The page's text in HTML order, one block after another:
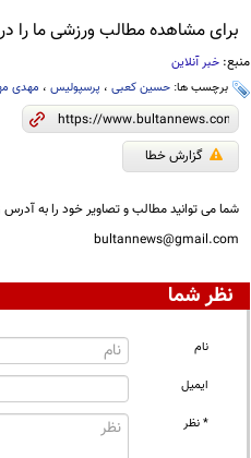
برای مشاهده مطالب ورزشی ما را
منبع: خبر آنلاین
برچسب ها: حسین کعبی، پرسپولیس، مهدی
گزارش خطا
شما می توانید مطالب و تصاویر خود را به آدرس
bultannews@gmail.com
نظر شما
نام
ایمیل
* نظر